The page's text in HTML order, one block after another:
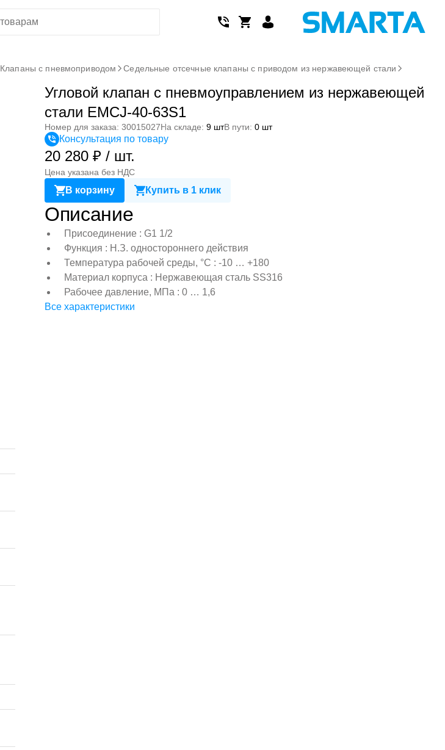
Клапаны с пневмоприводом
Седельные отсечные клапаны с приводом из нержавеющей стали
Угловой клапан с пневмоуправлением из нержавеющей
стали EMCJ-40-63S1
Номер для заказа: 30015027На складе: 9 штВ пути: 0 шт
Консультация по товару
20 280 ₽ / шт.
Цена указана без НДС
В корзину Купить в 1 клик
Описание
Присоединение : G1 1/2
Функция : Н.З. одностороннего действия
Температура рабочей среды, °С : -10 … +180
Материал корпуса : Нержавеющая сталь SS316
Рабочее давление, МПа : 0 … 1,6
Все характеристики